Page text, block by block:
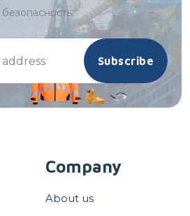
Subscribe
Company
About us